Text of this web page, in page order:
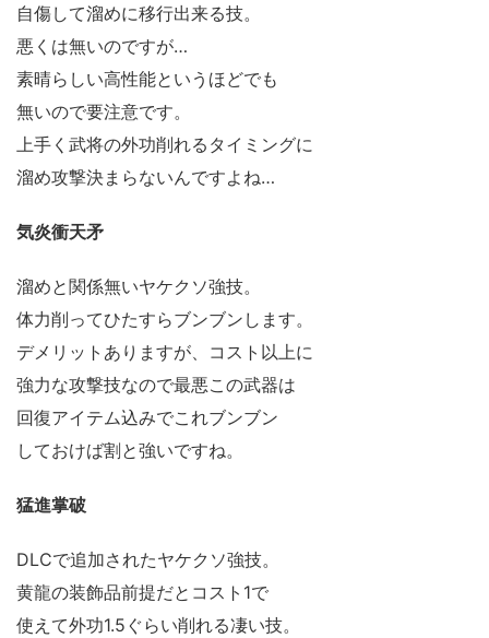
自傷して溜めに移行出来る技。
悪くは無いのですが…
素晴らしい高性能というほどでも
無いので要注意です。
上手く武将の外功削れるタイミングに
溜め攻撃決まらないんですよね…
気炎衝天矛
溜めと関係無いヤケクソ強技。
体力削ってひたすらブンブンします。
デメリットありますが、コスト以上に
強力な攻撃技なので最悪この武器は
回復アイテム込みでこれブンブン
しておけば割と強いですね。
猛進掌破
DLCで追加されたヤケクソ強技。
黄龍の装飾品前提だとコスト1で
使えて外功1.5ぐらい削れる凄い技。